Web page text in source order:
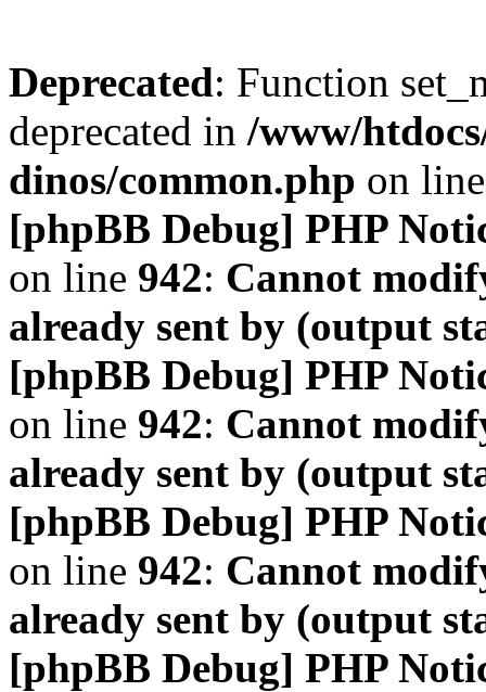
Deprecated: Function
deprecated in /www/
dinos/common.php on
[phpBB Debug] PHP
on line 942: Cannot
already sent by (output
[phpBB Debug] PHP
on line 942: Cannot
already sent by (output
[phpBB Debug] PHP
on line 942: Cannot
already sent by (output
[phpBB Debug] PHP